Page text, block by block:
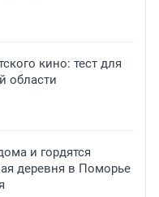
кино: тест для
области
и гордятся
деревня в Поморье